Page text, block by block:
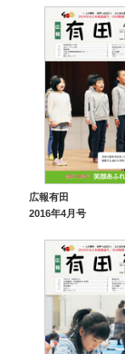
広報有田
2016年4月号